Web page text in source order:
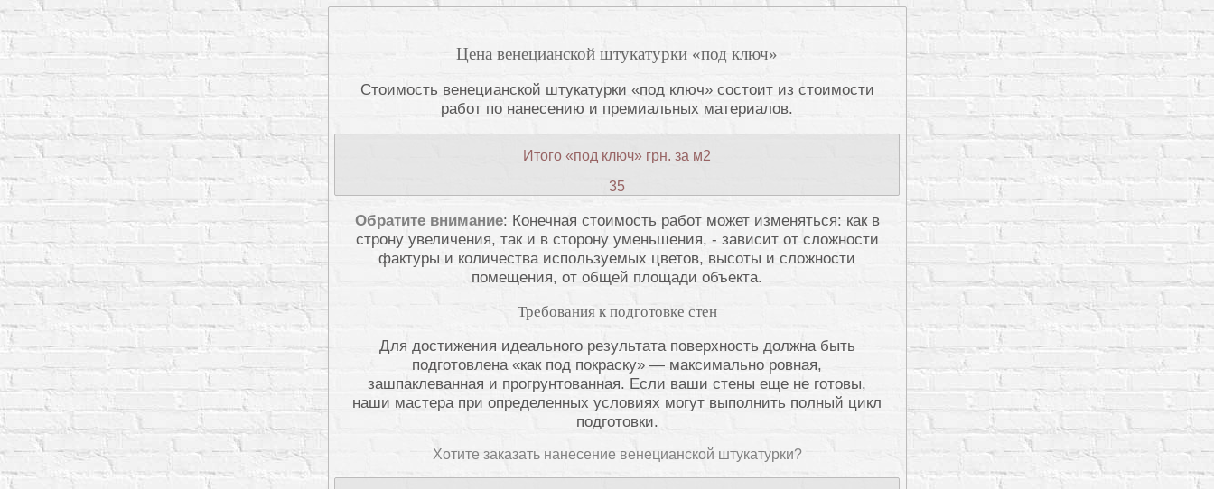
Цена венецианской штукатурки «под ключ»
Стоимость венецианской штукатурки «под ключ» состоит из стоимости
работ по нанесению и премиальных материалов.
Итого «под ключ» грн. за м2
35
Обратите внимание: Конечная стоимость работ может изменяться: как в
строну увеличения, так и в сторону уменьшения, - зависит от сложности
фактуры и количества используемых цветов, высоты и сложности
помещения, от общей площади объекта.
Требования к подготовке стен
Для достижения идеального результата поверхность должна быть
подготовлена «как под покраску» — максимально ровная,
зашпаклеванная и прогрунтованная. Если ваши стены еще не готовы,
наши мастера при определенных условиях могут выполнить полный цикл
подготовки.
Хотите заказать нанесение венецианской штукатурки?